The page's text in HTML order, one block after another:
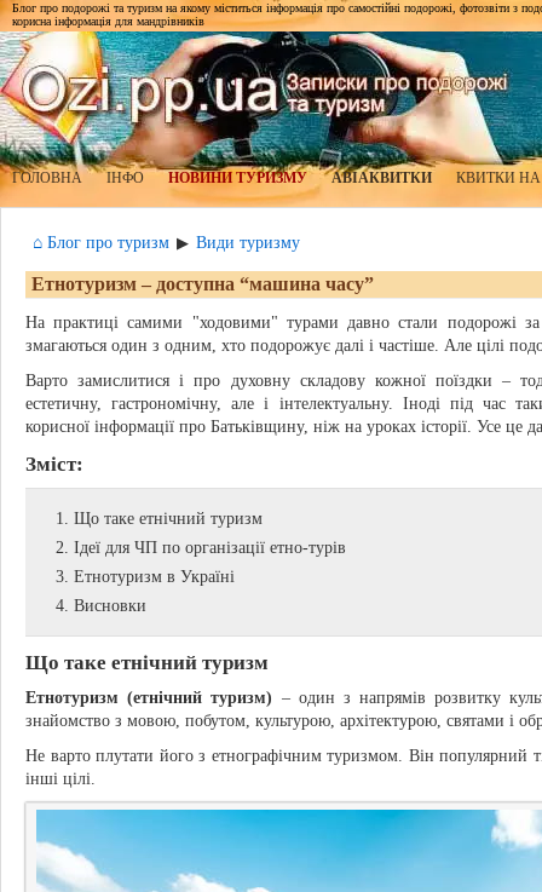
Блог про подорожі та туризм на якому міститься інформація про самостійні подорожі, фотозвіти з
корисна інформація для мандрівників
ГОЛОВНА ІНФО НОВИНИ ТУРИЗМУ АВІАКВИТКИ КВИТКИ
⌂ Блог про туризм ▶ Види туризму
Етнотуризм – доступна “машина часу”
На практиці самими "ходовими" турами давно стали подорожі
змагаються один з одним, хто подорожує далі і частіше. Але цілі
Варто замислитися і про духовну складову кожної поїздки –
естетичну, гастрономічну, але і інтелектуальну. Іноді під час
корисної інформації про Батьківщину, ніж на уроках історії. Усе це
Зміст:
Що таке етнічний туризм
Ідеї для ЧП по організації етно-турів
Етнотуризм в Україні
Висновки
Що таке етнічний туризм
Етнотуризм (етнічний туризм) – один з напрямів розвитку
знайомство з мовою, побутом, культурою, архітектурою, святами і
Не варто плутати його з етнографічним туризмом. Він популярний
інші цілі.